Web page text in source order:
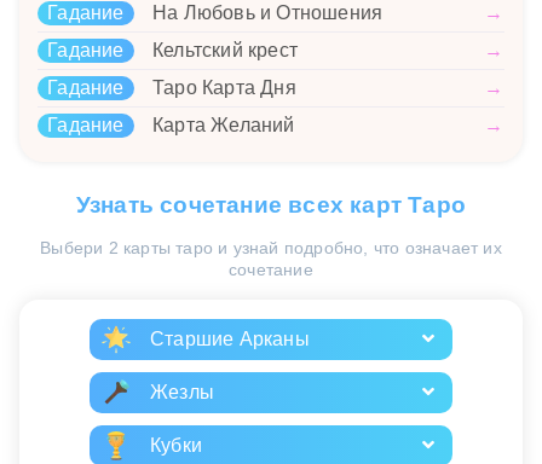
Гадание
На Любовь и Отношения
→
Гадание
Кельтский крест
→
Гадание
Таро Карта Дня
→
Гадание
Карта Желаний →
Узнать сочетание всех карт Таро
Выбери 2 карты таро и узнай подробно, что означает их
сочетание
Старшие Арканы
Жезлы
Кубки